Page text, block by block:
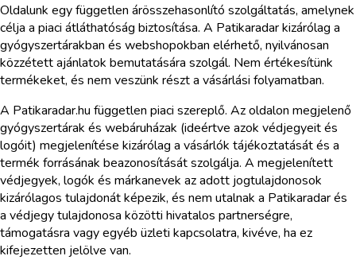
Oldalunk egy független árösszehasonlító szolgáltatás, amelynek
célja a piaci átláthatóság biztosítása. A Patikaradar kizárólag a
gyógyszertárakban és webshopokban elérhető, nyilvánosan
közzétett ajánlatok bemutatására szolgál. Nem értékesítünk
termékeket, és nem veszünk részt a vásárlási folyamatban.
A Patikaradar.hu független piaci szereplő. Az oldalon megjelenő
gyógyszertárak és webáruházak (ideértve azok védjegyeit és
logóit) megjelenítése kizárólag a vásárlók tájékoztatását és a
termék forrásának beazonosítását szolgálja. A megjelenített
védjegyek, logók és márkanevek az adott jogtulajdonosok
kizárólagos tulajdonát képezik, és nem utalnak a Patikaradar és
a védjegy tulajdonosa közötti hivatalos partnerségre,
támogatásra vagy egyéb üzleti kapcsolatra, kivéve, ha ez
kifejezetten jelölve van.